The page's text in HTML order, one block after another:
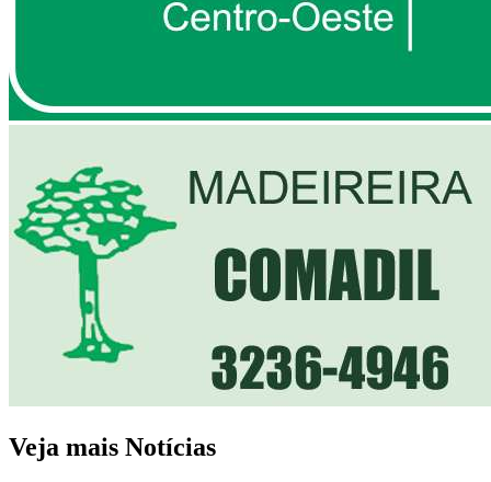
Veja mais Notícias